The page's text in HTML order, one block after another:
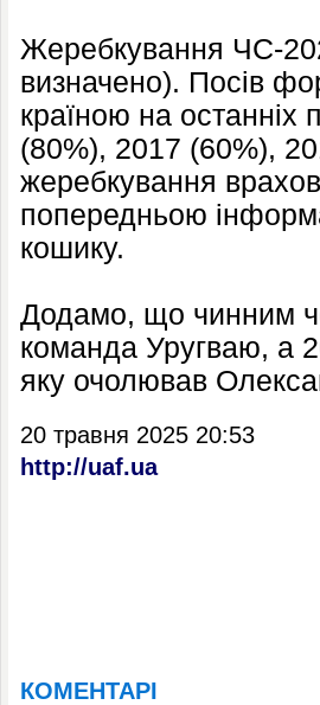
Жеребкування ЧС-
визначено). Посів
країною на
(80%), 2017 (60%),
жеребкування
попередньою
кошику.
Додамо, що чинним
команда Уругваю, а
яку очолював
20 травня 2025 20:53
http://uaf.ua
КОМЕНТАРІ